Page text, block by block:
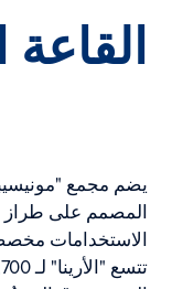
القاعة
يضم مجمع
المصمم على طراز
الاستخدامات